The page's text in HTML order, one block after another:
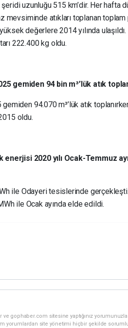
uzunluğu 515 km’dir. Her hafta
mevsiminde atıkları toplanan toplam
değerlere 2014 yılında
222.400 kg oldu.
gemiden 94 bin m³’lük atık
94.070 m³’lük atık
oldu.
2020 yılı Ocak-Temmuz
ile Odayeri tesislerinde
ile Ocak ayında elde edildi.
gophaber.com sitesine yaptığınız
yorumlardan site yönetimi hiçbir şekilde